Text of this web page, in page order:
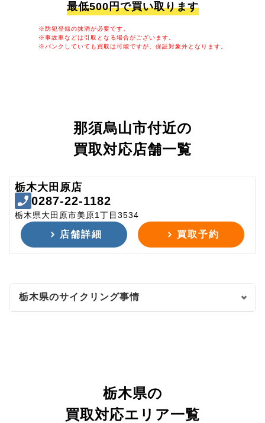
最低500円で買い取ります
※防犯登録の抹消が必要です。
※事故車などは引取となる場合がございます。
※パンクしていても買取は可能ですが、保証対象外となります。
那須烏山市付近の
買取対応店舗一覧
栃木大田原店
0287-22-1182
栃木県大田原市美原1丁目3534
店舗詳細 買取予約
栃木県のサイクリング事情
栃木県の
買取対応エリア一覧